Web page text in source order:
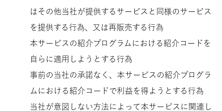
はその他当社が提供するサービスと同様のサービス
を提供する行為、又は再販売する行為
本サービスの紹介プログラムにおける紹介コードを
自らに適用しようとする行為
事前の当社の承諾なく、本サービスの紹介プログラ
ムにおける紹介コードで利益を得ようとする行為
当社が意図しない方法によって本サービスに関連し